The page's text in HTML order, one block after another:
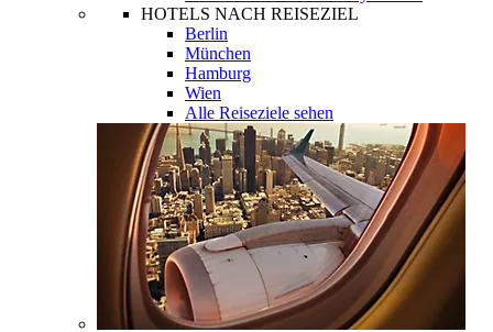
HOTELS NACH REISEZIEL
Berlin
München
Hamburg
Wien
Alle Reiseziele sehen